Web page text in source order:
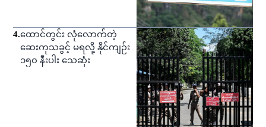
4.ထောင်တွင်း လုံလောက်တဲ့
ဆေးကုသခွင့် မရလို့ နိုင်ကျဉ်း
၁၅၀ နီးပါး သေဆုံး